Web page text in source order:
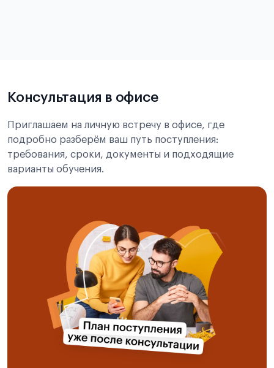
Консультация в офисе
Приглашаем на личную встречу в офисе, где
подробно разберём ваш путь поступления:
требования, сроки, документы и подходящие
варианты обучения.